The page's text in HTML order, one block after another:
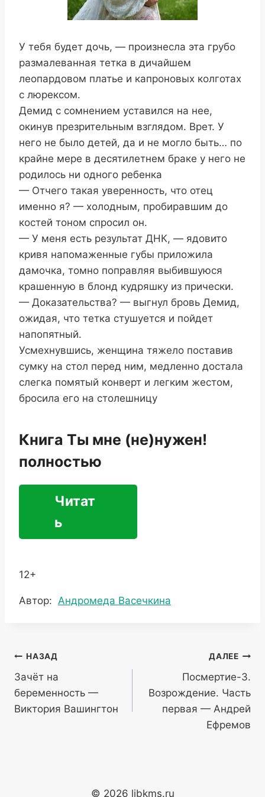
У тебя будет дочь, — произнесла эта грубо
размалеванная тетка в дичайшем
леопардовом платье и капроновых колготах
с люрексом.
Демид с сомнением уставился на нее,
окинув презрительным взглядом. Врет. У
него не было детей, да и не могло быть… по
крайне мере в десятилетнем браке у него не
родилось ни одного ребенка
— Отчего такая уверенность, что отец
именно я? — холодным, пробиравшим до
костей тоном спросил он.
— У меня есть результат ДНК, — ядовито
кривя напомаженные губы приложила
дамочка, томно поправляя выбившуюся
крашенную в блонд кудряшку из прически.
— Доказательства? — выгнул бровь Демид,
ожидая, что тетка стушуется и пойдет
напопятный.
Усмехнувшись, женщина тяжело поставив
сумку на стол перед ним, медленно достала
слегка помятый конверт и легким жестом,
бросила его на столешницу
Книга Ты мне (не)нужен!
полностью
Читат
ь
12+
Метки
Автор: Андромеда Васечкина
Навигация
по
записям
НАЗАД
Зачёт на
беременность —
Виктория Вашингтон
ДАЛЕЕ
Посмертие-3.
Возрождение. Часть
первая — Андрей
Ефремов
© 2026 libkms.ru